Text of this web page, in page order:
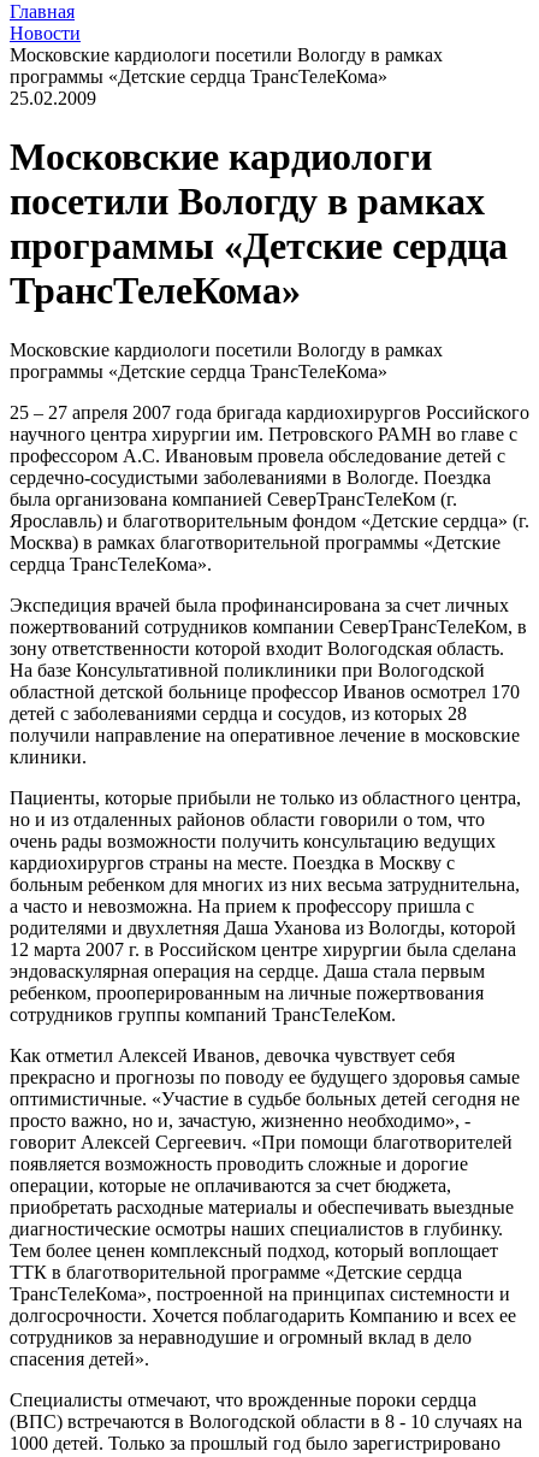
Главная
Новости
Московские кардиологи посетили Вологду в рамках
программы «Детские сердца ТрансТелеКома»
25.02.2009
Московские кардиологи
посетили Вологду в рамках
программы «Детские сердца
ТрансТелеКома»
Московские кардиологи посетили Вологду в рамках
программы «Детские сердца ТрансТелеКома»
25 – 27 апреля 2007 года бригада кардиохирургов Российского
научного центра хирургии им. Петровского РАМН во главе с
профессором А.С. Ивановым провела обследование детей с
сердечно-сосудистыми заболеваниями в Вологде. Поездка
была организована компанией СеверТрансТелеКом (г.
Ярославль) и благотворительным фондом «Детские сердца» (г.
Москва) в рамках благотворительной программы «Детские
сердца ТрансТелеКома».
Экспедиция врачей была профинансирована за счет личных
пожертвований сотрудников компании СеверТрансТелеКом, в
зону ответственности которой входит Вологодская область.
На базе Консультативной поликлиники при Вологодской
областной детской больнице профессор Иванов осмотрел 170
детей с заболеваниями сердца и сосудов, из которых 28
получили направление на оперативное лечение в московские
клиники.
Пациенты, которые прибыли не только из областного центра,
но и из отдаленных районов области говорили о том, что
очень рады возможности получить консультацию ведущих
кардиохирургов страны на месте. Поездка в Москву с
больным ребенком для многих из них весьма затруднительна,
а часто и невозможна. На прием к профессору пришла с
родителями и двухлетняя Даша Уханова из Вологды, которой
12 марта 2007 г. в Российском центре хирургии была сделана
эндоваскулярная операция на сердце. Даша стала первым
ребенком, прооперированным на личные пожертвования
сотрудников группы компаний ТрансТелеКом.
Как отметил Алексей Иванов, девочка чувствует себя
прекрасно и прогнозы по поводу ее будущего здоровья самые
оптимистичные. «Участие в судьбе больных детей сегодня не
просто важно, но и, зачастую, жизненно необходимо», -
говорит Алексей Сергеевич. «При помощи благотворителей
появляется возможность проводить сложные и дорогие
операции, которые не оплачиваются за счет бюджета,
приобретать расходные материалы и обеспечивать выездные
диагностические осмотры наших специалистов в глубинку.
Тем более ценен комплексный подход, который воплощает
ТТК в благотворительной программе «Детские сердца
ТрансТелеКома», построенной на принципах системности и
долгосрочности. Хочется поблагодарить Компанию и всех ее
сотрудников за неравнодушие и огромный вклад в дело
спасения детей».
Специалисты отмечают, что врожденные пороки сердца
(ВПС) встречаются в Вологодской области в 8 - 10 случаях на
1000 детей. Только за прошлый год было зарегистрировано